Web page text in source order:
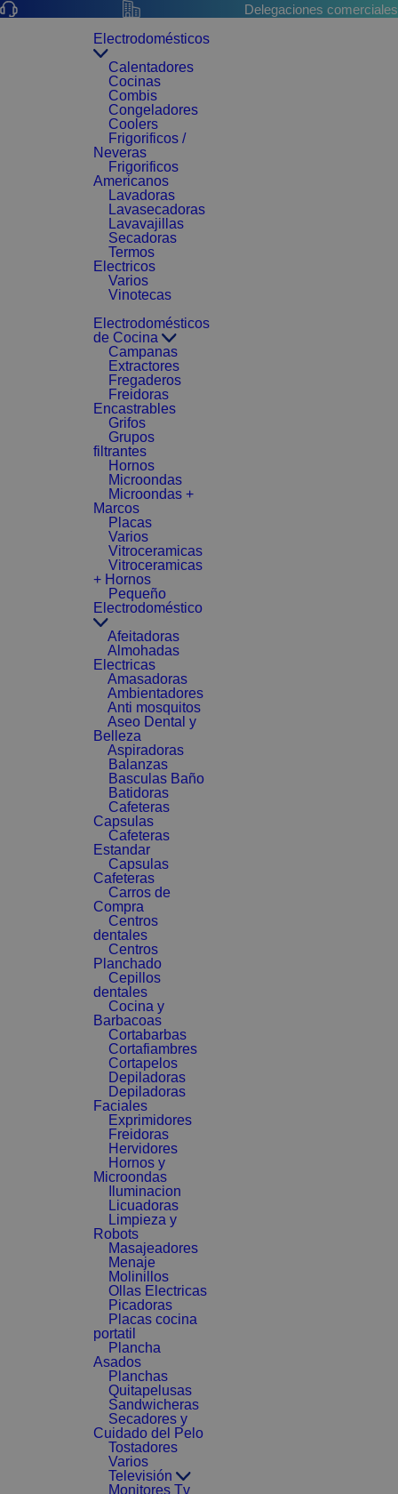
Delegaciones comerciales
Electrodomésticos
Calentadores
Cocinas
Combis
Congeladores
Coolers
Frigorificos /
Neveras
Frigorificos
Americanos
Lavadoras
Lavasecadoras
Lavavajillas
Secadoras
Termos
Electricos
Varios
Vinotecas
Electrodomésticos
de Cocina
Campanas
Extractores
Fregaderos
Freidoras
Encastrables
Grifos
Grupos
filtrantes
Hornos
Microondas
Microondas +
Marcos
Placas
Varios
Vitroceramicas
Vitroceramicas
+ Hornos
Pequeño
Electrodoméstico
Afeitadoras
Almohadas
Electricas
Amasadoras
Ambientadores
Anti mosquitos
Aseo Dental y
Belleza
Aspiradoras
Balanzas
Basculas Baño
Batidoras
Cafeteras
Capsulas
Cafeteras
Estandar
Capsulas
Cafeteras
Carros de
Compra
Centros
dentales
Centros
Planchado
Cepillos
dentales
Cocina y
Barbacoas
Cortabarbas
Cortafiambres
Cortapelos
Depiladoras
Depiladoras
Faciales
Exprimidores
Freidoras
Hervidores
Hornos y
Microondas
Iluminacion
Licuadoras
Limpieza y
Robots
Masajeadores
Menaje
Molinillos
Ollas Electricas
Picadoras
Placas cocina
portatil
Plancha
Asados
Planchas
Quitapelusas
Sandwicheras
Secadores y
Cuidado del Pelo
Tostadores
Varios
Televisión
Monitores Tv